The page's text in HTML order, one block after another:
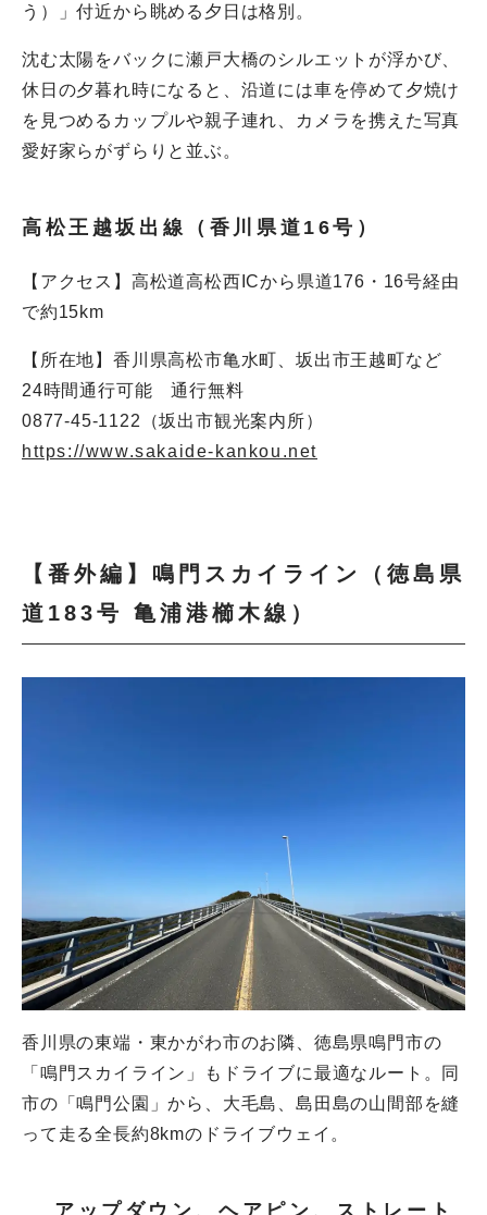
う）」付近から眺める夕日は格別。
沈む太陽をバックに瀬戸大橋のシルエットが浮かび、
休日の夕暮れ時になると、沿道には車を停めて夕焼け
を見つめるカップルや親子連れ、カメラを携えた写真
愛好家らがずらりと並ぶ。
高松王越坂出線（香川県道16号）
【アクセス】高松道高松西ICから県道176・16号経由
で約15km
【所在地】香川県高松市亀水町、坂出市王越町など
24時間通行可能 通行無料
0877-45-1122（坂出市観光案内所）
https://www.sakaide-kankou.net
【番外編】鳴門スカイライン（徳島県
道183号 亀浦港櫛木線）
香川県の東端・東かがわ市のお隣、徳島県鳴門市の
「鳴門スカイライン」もドライブに最適なルート。同
市の「鳴門公園」から、大毛島、島田島の山間部を縫
って走る全長約8kmのドライブウェイ。
アップダウン、ヘアピン、ストレート